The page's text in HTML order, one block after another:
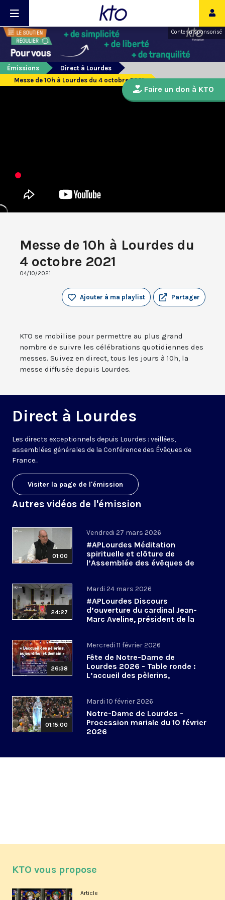
Contenu sponsorisé
Émissions
Direct à Lourdes
Messe de 10h à Lourdes du 4 octobre 2021
Messe de 10h à Lourdes du
4 octobre 2021
04/10/2021
Partager
Ajouter à ma playlist
KTO se mobilise pour permettre au plus grand
nombre de suivre les célébrations quotidiennes des
messes. Suivez en direct, tous les jours à 10h, la
messe diffusée depuis Lourdes.
Direct à Lourdes
Les directs exceptionnels depuis Lourdes : veillées,
assemblées générales de la Conférence des Évêques de
France...
Visiter la page de l'émission
Autres vidéos de l'émission
01:00
Vendredi 27 mars 2026
#APLourdes Méditation
spirituelle et clôture de
l’Assemblée des évêques de
24:27
Mardi 24 mars 2026
#APLourdes Discours
d’ouverture du cardinal Jean-
Marc Aveline, président de la
26:38
Mercredi 11 février 2026
Fête de Notre-Dame de
Lourdes 2026 - Table ronde :
L’accueil des pèlerins,
01:15:00
Mardi 10 février 2026
Notre-Dame de Lourdes -
Procession mariale du 10 février
2026
Faire un don à KTO
KTO vous propose
Article